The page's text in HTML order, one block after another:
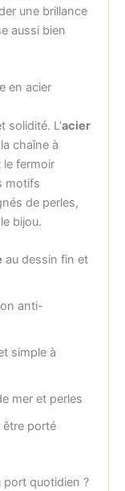
une brillance
aussi bien
en acier
solidité. L’acier
chaîne à
le fermoir
motifs
de perles,
bijou.
au dessin fin et
anti-
simple à
mer et perles
être porté
port quotidien ?